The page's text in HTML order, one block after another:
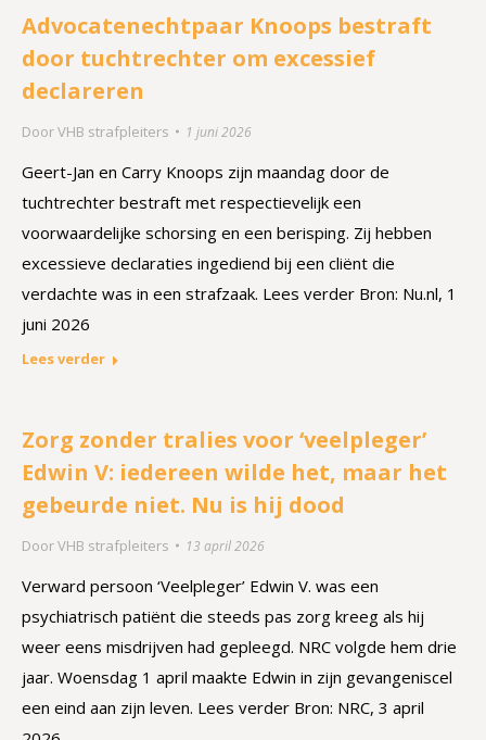
Advocatenechtpaar Knoops bestraft
door tuchtrechter om excessief
declareren
DoorVHB strafpleiters 1 juni 2026
Geert-Jan en Carry Knoops zijn maandag door de
tuchtrechter bestraft met respectievelijk een
voorwaardelijke schorsing en een berisping. Zij hebben
excessieve declaraties ingediend bij een cliënt die
verdachte was in een strafzaak. Lees verder Bron: Nu.nl, 1
juni 2026
Lees verder
Zorg zonder tralies voor ‘veelpleger’
Edwin V: iedereen wilde het, maar het
gebeurde niet. Nu is hij dood
DoorVHB strafpleiters 13 april 2026
Verward persoon ‘Veelpleger’ Edwin V. was een
psychiatrisch patiënt die steeds pas zorg kreeg als hij
weer eens misdrijven had gepleegd. NRC volgde hem drie
jaar. Woensdag 1 april maakte Edwin in zijn gevangeniscel
een eind aan zijn leven. Lees verder Bron: NRC, 3 april